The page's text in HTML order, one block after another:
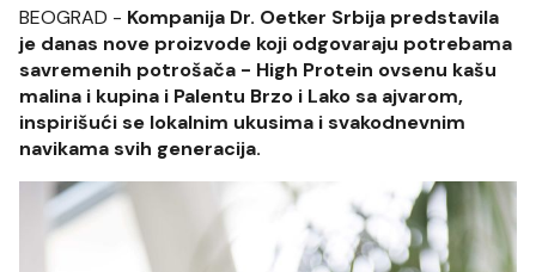
BEOGRAD - Kompanija Dr. Oetker Srbija predstavila
je danas nove proizvode koji odgovaraju potrebama
savremenih potrošača - High Protein ovsenu kašu
malina i kupina i Palentu Brzo i Lako sa ajvarom,
inspirišući se lokalnim ukusima i svakodnevnim
navikama svih generacija.